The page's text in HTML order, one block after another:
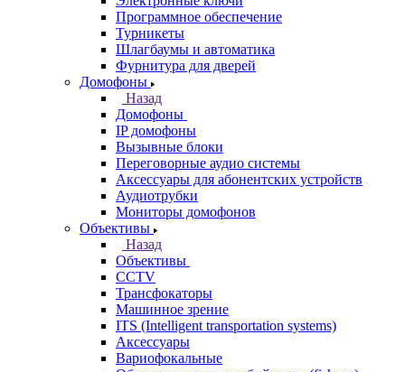
Программное обеспечение
Турникеты
Шлагбаумы и автоматика
Фурнитура для дверей
Домофоны
Назад
Домофоны
IP домофоны
Вызывные блоки
Переговорные аудио системы
Аксессуары для абонентских устройств
Аудиотрубки
Мониторы домофонов
Объективы
Назад
Объективы
CCTV
Трансфокаторы
Машинное зрение
ITS (Intelligent transportation systems)
Аксессуары
Вариофокальные